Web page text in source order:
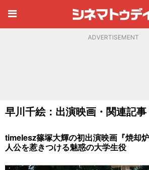
ADVERTISEMENT
早川千絵：出演映画・関連記事
timelesz篠塚大輝の初出演映画『焼却
人公を惹きつける魅惑の大学生役